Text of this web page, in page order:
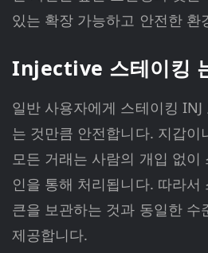
있는 확장 가능하고 안전한 환
Injective 스테이킹
일반 사용자에게 스테이킹
는 것만큼 안전합니다. 지갑이
모든 거래는 사람의 개입 없이
인을 통해 처리됩니다. 따라서
큰을 보관하는 것과 동일한 수
제공합니다.